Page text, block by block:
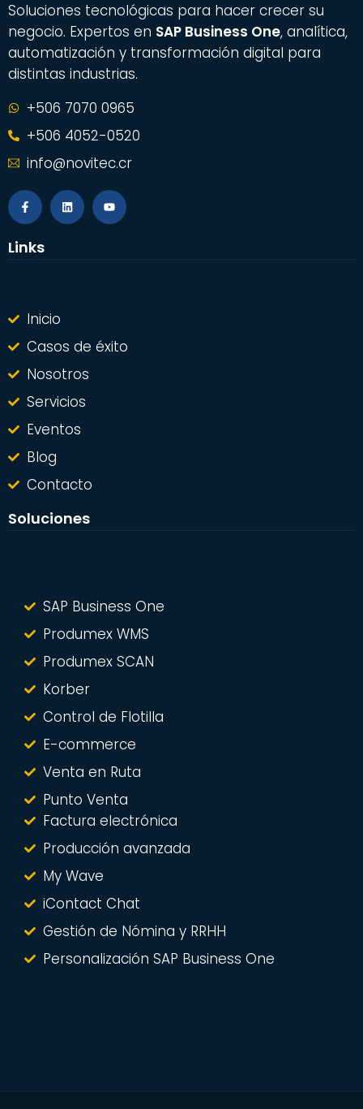
Soluciones tecnológicas para hacer crecer su
negocio. Expertos en SAP Business One, analítica,
automatización y transformación digital para
distintas industrias.
+506 7070 0965
+506 4052-0520
info@novitec.cr
Links
Inicio
Casos de éxito
Nosotros
Servicios
Eventos
Blog
Contacto
Soluciones
SAP Business One
Produmex WMS
Produmex SCAN
Korber
Control de Flotilla
E-commerce
Venta en Ruta
Punto Venta
Factura electrónica
Producción avanzada
My Wave
iContact Chat
Gestión de Nómina y RRHH
Personalización SAP Business One